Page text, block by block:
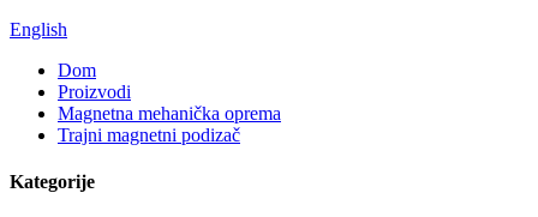
English
Dom
Proizvodi
Magnetna mehanička oprema
Trajni magnetni podizač
Kategorije